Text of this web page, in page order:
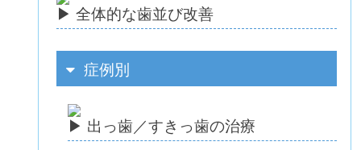
全体的な歯並び改善
症例別
出っ歯／すきっ歯の治療